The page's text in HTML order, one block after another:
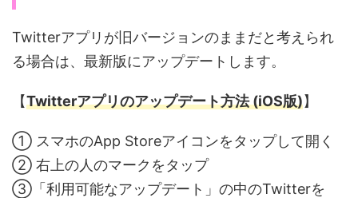
Twitterアプリが旧バージョンのままだと考えられ
る場合は、最新版にアップデートします。
【Twitterアプリのアップデート方法 (iOS版)】
① スマホのApp Storeアイコンをタップして開く
② 右上の人のマークをタップ
③「利用可能なアップデート」の中のTwitterを